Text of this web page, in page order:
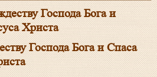
Христа